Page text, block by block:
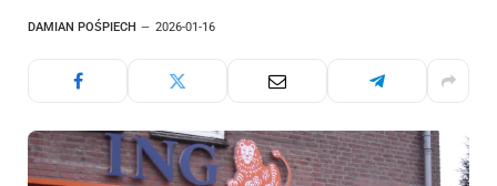
DAMIAN POŚPIECH 2026-01-16